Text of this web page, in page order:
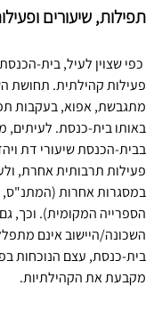
תפילות, שיעורים
כפי שצוין לעיל, בית-
פעילות קהילתית. תחושת
מתגבשת, אפוא, בעקבות
באותו בית-כנסת. לעיתים,
בבית-הכנסת שיעורי דת
פעילות תרבותית אחרת,
במסגרות אחרות (המתנ"ס,
הספרייה המקומית). וכך,
השכונה/היישוב אינם
בית-כנסת, עצם הנוכחות
מקבעת את הקהילתיות.